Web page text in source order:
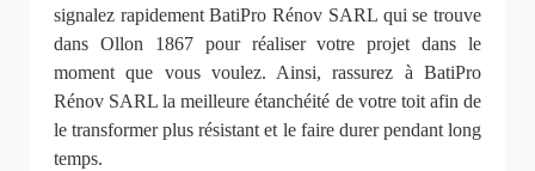
signalez rapidement BatiPro Rénov SARL qui se trouve
dans Ollon 1867 pour réaliser votre projet dans le
moment que vous voulez. Ainsi, rassurez à BatiPro
Rénov SARL la meilleure étanchéité de votre toit afin de
le transformer plus résistant et le faire durer pendant long
temps.